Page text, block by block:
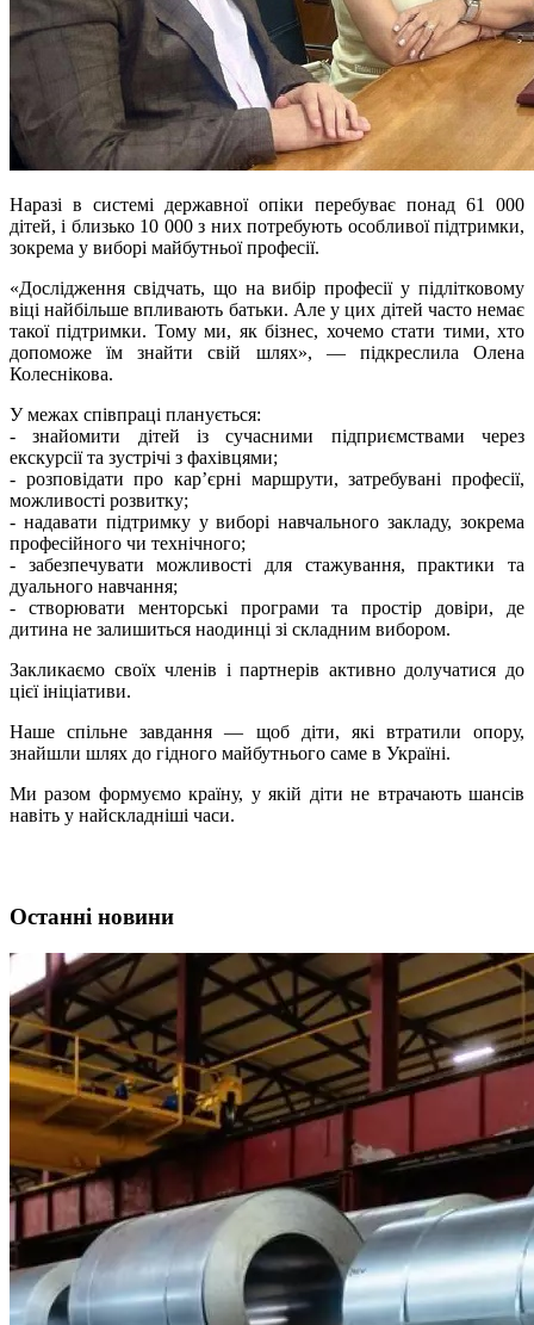
Наразі в системі державної опіки перебуває понад 61 000
дітей, і близько 10 000 з них потребують особливої підтримки,
зокрема у виборі майбутньої професії.
«Дослідження свідчать, що на вибір професії у підлітковому
віці найбільше впливають батьки. Але у цих дітей часто немає
такої підтримки. Тому ми, як бізнес, хочемо стати тими, хто
допоможе їм знайти свій шлях», — підкреслила Олена
Колеснікова.
У межах співпраці планується:
- знайомити дітей із сучасними підприємствами через
екскурсії та зустрічі з фахівцями;
- розповідати про кар’єрні маршрути, затребувані професії,
можливості розвитку;
- надавати підтримку у виборі навчального закладу, зокрема
професійного чи технічного;
- забезпечувати можливості для стажування, практики та
дуального навчання;
- створювати менторські програми та простір довіри, де
дитина не залишиться наодинці зі складним вибором.
Закликаємо своїх членів і партнерів активно долучатися до
цієї ініціативи.
Наше спільне завдання — щоб діти, які втратили опору,
знайшли шлях до гідного майбутнього саме в Україні.
Ми разом формуємо країну, у якій діти не втрачають шансів
навіть у найскладніші часи.
Останні новини